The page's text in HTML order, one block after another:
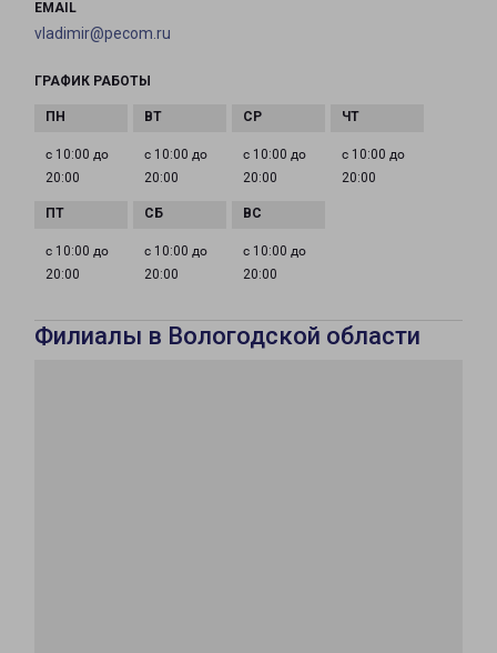
EMAIL
vladimir@pecom.ru
ГРАФИК РАБОТЫ
с 10:00 до
20:00
с 10:00 до
20:00
с 10:00 до
20:00
с 10:00 до
20:00
с 10:00 до
20:00
с 10:00 до
20:00
с 10:00 до
20:00
Филиалы в Вологодской области